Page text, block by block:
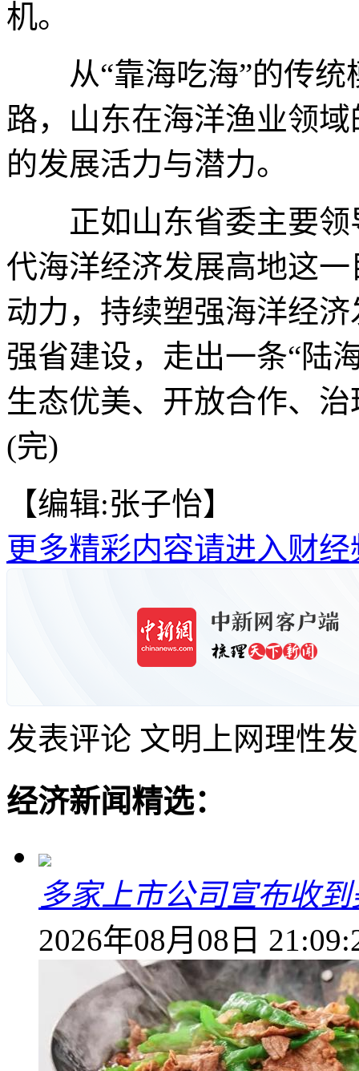
机。
从“靠海吃海”的传统
路，山东在海洋渔业领
的发展活力与潜力。
正如山东省委主要领
代海洋经济发展高地这
动力，持续塑强海洋经
强省建设，走出一条“陆
生态优美、开放合作、
(完)
【编辑:张子怡】
更多精彩内容请进入财经
发表评论 文明上网理性
经济新闻精选：
多家上市公司宣布收
2026年08月08日